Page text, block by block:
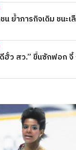
น ย้ำภารกิจเดิม ชนะ
ฮั้ว สว.” ขึ้นซักฟอก จี้